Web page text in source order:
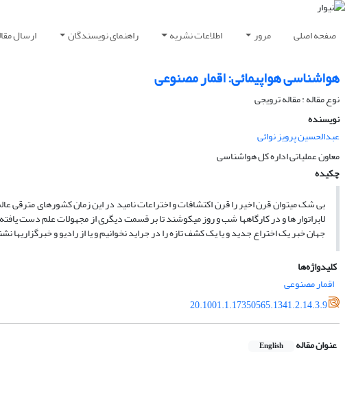
صفحه اصلی مرور اطلاعات نشریه راهنمای نویسندگان ارسال
هواشناسی هواپیمائی: اقمار مصنوعی
نوع مقاله : مقاله ترویجی
نویسنده
عبدالحسین پرویز نوائی
معاون عملیاتی اداره کل هواشناسی
چکیده
بی شک میتوان قرن اخیر را قرن اکتشافات و اختراعات نامید در این زمان کشورهای
لابراتوار ها و در کارگاهها شب و روز میکوشند تا بر قسمت دیگری از مجهولات علم دست
جهان خبر یک اختراع جدید و یا یک کشف تازه را در جراید نخوانیم و یا از رادیو و خبرگزاریها
کلیدواژه‌ها
اقمار مصنوعی
20.1001.1.17350565.1341.2.14.3.9
عنوان مقاله English